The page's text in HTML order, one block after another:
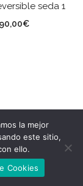
seda 1
€
la mejor
este sitio,
ello.
Cookies